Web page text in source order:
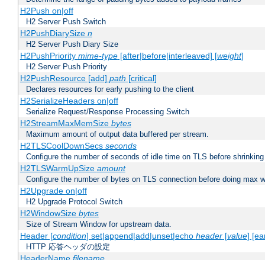
H2Push on|off
H2 Server Push Switch
H2PushDiarySize n
H2 Server Push Diary Size
H2PushPriority mime-type[after|before|interleaved] [weight]
H2 Server Push Priority
H2PushResource [add] path [critical]
Declares resources for early pushing to the client
H2SerializeHeaders on|off
Serialize Request/Response Processing Switch
H2StreamMaxMemSize bytes
Maximum amount of output data buffered per stream.
H2TLSCoolDownSecs seconds
Configure the number of seconds of idle time on TLS before
H2TLSWarmUpSize amount
Configure the number of bytes on TLS connection before doing max
H2Upgrade on|off
H2 Upgrade Protocol Switch
H2WindowSize bytes
Size of Stream Window for upstream data.
Header [condition] set|append|add|unset|echo header[value]
HTTP 応答ヘッダの設定